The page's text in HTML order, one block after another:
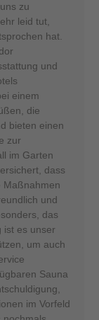
zu
leid tut,
hat.
und
einem
die
bieten einen
zur
im Garten
dass
Maßnahmen
und
das
ist es unser
um auch
Sauna
im Vorfeld